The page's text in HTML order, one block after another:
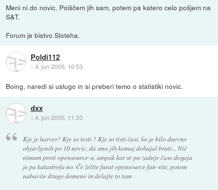
Meni ni do novic. Poiščem jih sam, potem pa katero celo pošjem na
S&T.
Forum je bistvo Sloteha.
Poldi112
::4. jun 2005, 10:53
Boing, naredi si uslugo in si preberi temo o statistiki novic.
dxx
::4. jun 2005, 11:33
Kje je harver? Kje so testi ? Kje so tisti časi, ko je bilo dnevno
objavljenih po 10 novic, da smo jih komaj dohajal brati... Nič
nimam proti opensource-u, ampak kar se pa zadnje čase dogaja
je pa katastrofa no. Če želite furat opensource fan-site, potem
nabavite drugo domeno in delajte to tam